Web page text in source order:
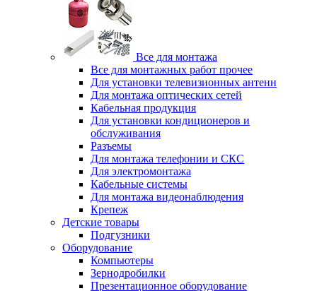
Все для монтажа
Все для монтажных работ прочее
Для установки телевизионных антенн
Для монтажа оптических сетей
Кабельная продукция
Для установки кондиционеров и
обслуживания
Разъемы
Для монтажа телефонии и СКС
Для электромонтажа
Кабельные системы
Для монтажа видеонаблюдения
Крепеж
Детские товары
Подгузники
Оборудование
Компьютеры
Зернодробилки
Презентационное оборудование